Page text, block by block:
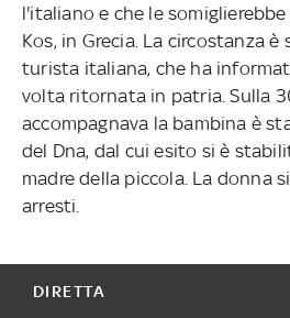
l'italiano e che le
Kos, in Grecia. La circostanza
turista italiana, che ha
volta ritornata in patria. Sulla
accompagnava la bambina è
del Dna, dal cui esito si è
madre della piccola. La donna
arresti.
DIRETTA